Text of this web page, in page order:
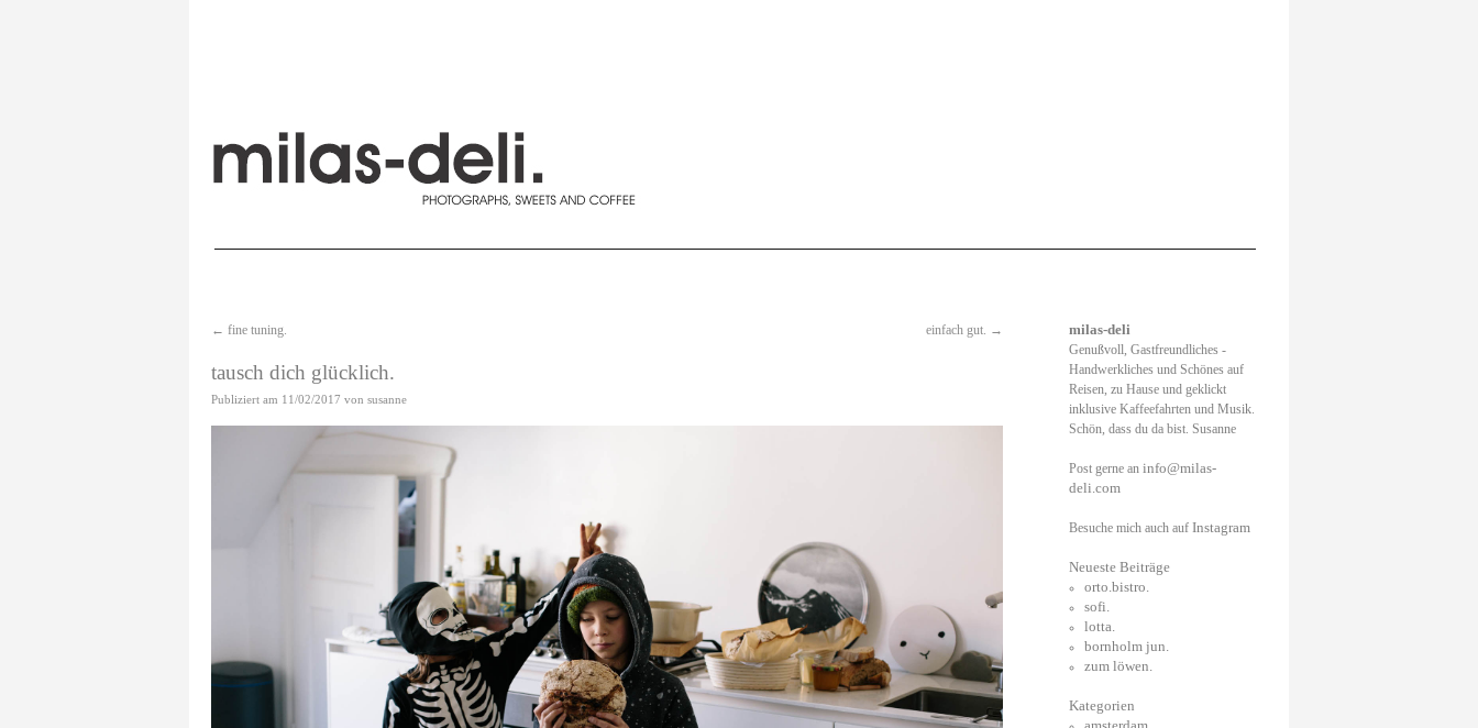
← fine tuning. einfach gut. →
tausch dich glücklich.
Publiziert am 11/02/2017 von susanne
milas-deli
Genußvoll, Gastfreundliches -
Handwerkliches und Schönes auf
Reisen, zu Hause und geklickt
inklusive Kaffeefahrten und Musik.
Schön, dass du da bist. Susanne
Post gerne an info@milas-
deli.com
Besuche mich auch auf Instagram
Neueste Beiträge
orto.bistro.
sofi.
lotta.
bornholm jun.
zum löwen.
Kategorien